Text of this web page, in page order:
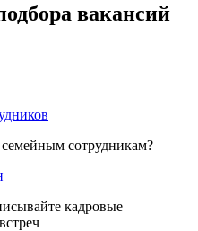
вакансий
сотрудникам?
кадровые